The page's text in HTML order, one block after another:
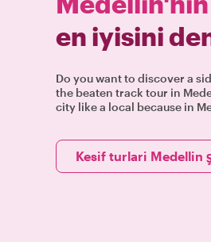
en iyisini
Do you want to discover a
the beaten track tour in
city like a local because in
Kesif turlari Medellin